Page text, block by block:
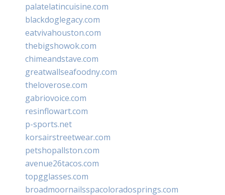
palatelatincuisine.com
blackdoglegacy.com
eatvivahouston.com
thebigshowok.com
chimeandstave.com
greatwallseafoodny.com
theloverose.com
gabriovoice.com
resinflowart.com
p-sports.net
korsairstreetwear.com
petshopallston.com
avenue26tacos.com
topgglasses.com
broadmoornailsspacoloradosprings.com